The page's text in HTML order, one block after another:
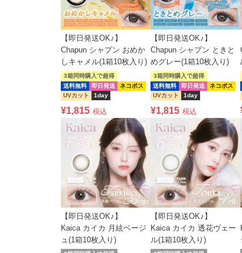
【即日発送OK♪】
Chapun シャプン おめか
しキャメル(1箱10枚入り)
送料無料 即日発送
ネコポス
UVカット
1day
3箱同時購入で超得
¥1,815 税込
【即日発送OK♪】
Chapun シャプン ときと
めグレー(1箱10枚入り)
送料無料 即日発送
ネコポス
UVカット
1day
3箱同時購入で超得
¥1,815 税込
【即日発送OK♪】
Kaica カイカ 月絃ベージ
ュ(1箱10枚入り)
【即日発送OK♪】
Kaica カイカ 透花ヴェー
ル(1箱10枚入り)